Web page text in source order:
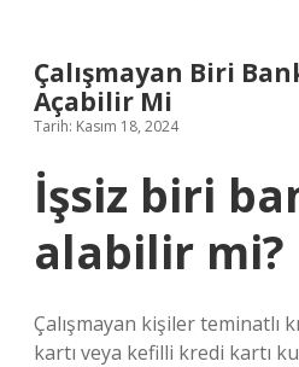
Çalışmayan Biri
Açabilir Mi
Tarih: Kasım 18, 2024
İşsiz biri
alabilir mi?
Çalışmayan kişiler teminatlı
kartı veya kefilli kredi kartı